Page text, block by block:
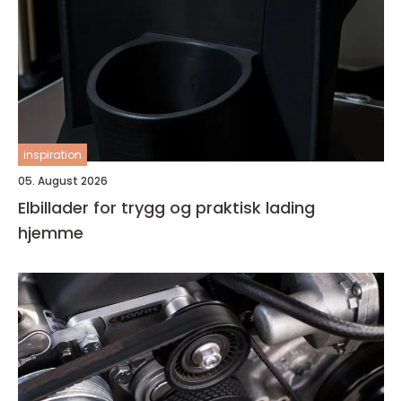
inspiration
05. August 2026
Elbillader for trygg og praktisk lading
hjemme